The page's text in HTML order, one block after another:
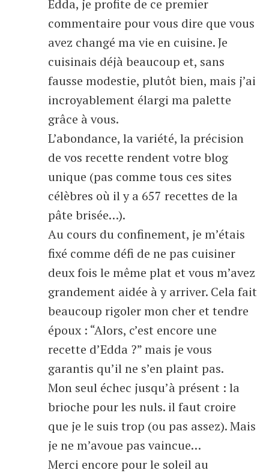
Edda, je profite de ce premier
commentaire pour vous dire que vous
avez changé ma vie en cuisine. Je
cuisinais déjà beaucoup et, sans
fausse modestie, plutôt bien, mais j’ai
incroyablement élargi ma palette
grâce à vous.
L’abondance, la variété, la précision
de vos recette rendent votre blog
unique (pas comme tous ces sites
célèbres où il y a 657 recettes de la
pâte brisée…).
Au cours du confinement, je m’étais
fixé comme défi de ne pas cuisiner
deux fois le même plat et vous m’avez
grandement aidée à y arriver. Cela fait
beaucoup rigoler mon cher et tendre
époux : “Alors, c’est encore une
recette d’Edda ?” mais je vous
garantis qu’il ne s’en plaint pas.
Mon seul échec jusqu’à présent : la
brioche pour les nuls. il faut croire
que je le suis trop (ou pas assez). Mais
je ne m’avoue pas vaincue…
Merci encore pour le soleil au